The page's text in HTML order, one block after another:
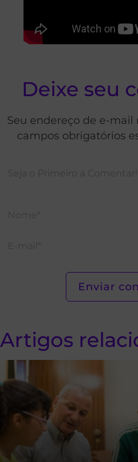
Deixe seu
Seu endereço de e-mail
campos obrigatórios
Artigos